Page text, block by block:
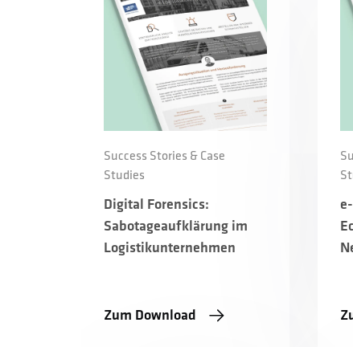
Success Stories & Case
Studies
Digital Forensics:
Sabotageaufklärung im
Logistikunternehmen
Zum Download